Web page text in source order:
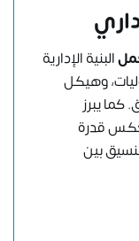
البنية الإدارية
وهيكل
كما يبرز
يعكس قدرة
بين